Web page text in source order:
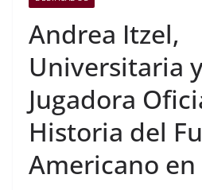
Andrea Itzel,
Universitaria
Jugadora
Historia del
Americano